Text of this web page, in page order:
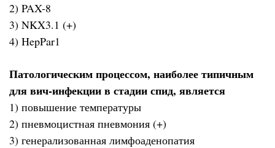
2) PAX-8
3) NKX3.1 (+)
4) HepPar1
Патологическим процессом, наиболее типичным
для вич-инфекции в стадии спид, является
1) повышение температуры
2) пневмоцистная пневмония (+)
3) генерализованная лимфоаденопатия